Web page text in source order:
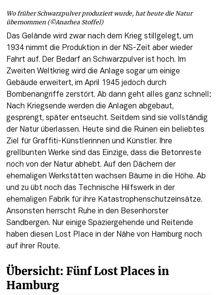
Wo früher Schwarzpulver produziert wurde, hat heute die Natur
übernommen (©Anarhea Stoffel)
Das Gelände wird zwar nach dem Krieg stillgelegt, um
1934 nimmt die Produktion in der NS-Zeit aber wieder
Fahrt auf. Der Bedarf an Schwarzpulver ist hoch. Im
Zweiten Weltkrieg wird die Anlage sogar um einige
Gebäude erweitert, im April 1945 jedoch durch
Bombenangriffe zerstört. Ab dann geht alles ganz schnell:
Nach Kriegsende werden die Anlagen abgebaut,
gesprengt, später entseucht. Seitdem sind sie vollständig
der Natur überlassen. Heute sind die Ruinen ein beliebtes
Ziel für Graffiti-Künstlerinnen und Künstler. Ihre
grellbunten Werke sind das Einzige, dass die Betonreste
noch von der Natur abhebt. Auf den Dächern der
ehemaligen Werkstätten wachsen Bäume in die Höhe. Ab
und zu übt noch das Technische Hilfswerk in der
ehemaligen Fabrik für ihre Katastrophenschutzeinsätze.
Ansonsten herrscht Ruhe in den Besenhorster
Sandbergen. Nur einige Spaziergehende und Reitende
haben diesen Lost Place in der Nähe von Hamburg noch
auf ihrer Route.
Übersicht: Fünf Lost Places in
Hamburg